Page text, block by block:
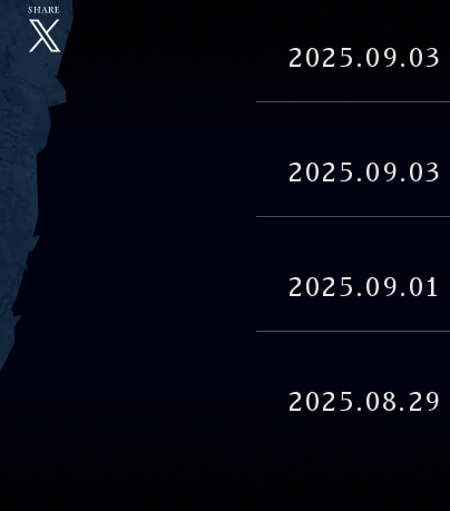
X
2025.09.03
2025.09.03
2025.09.01
2025.08.29